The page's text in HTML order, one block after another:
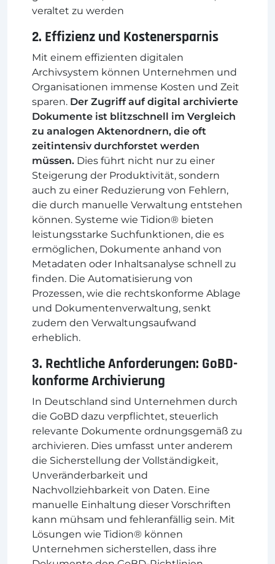
veraltet zu werden
2. Effizienz und Kostenersparnis
Mit einem effizienten digitalen
Archivsystem können Unternehmen und
Organisationen immense Kosten und Zeit
sparen. Der Zugriff auf digital archivierte
Dokumente ist blitzschnell im Vergleich
zu analogen Aktenordnern, die oft
zeitintensiv durchforstet werden
müssen. Dies führt nicht nur zu einer
Steigerung der Produktivität, sondern
auch zu einer Reduzierung von Fehlern,
die durch manuelle Verwaltung entstehen
können. Systeme wie Tidion® bieten
leistungsstarke Suchfunktionen, die es
ermöglichen, Dokumente anhand von
Metadaten oder Inhaltsanalyse schnell zu
finden. Die Automatisierung von
Prozessen, wie die rechtskonforme Ablage
und Dokumentenverwaltung, senkt
zudem den Verwaltungsaufwand
erheblich.
3. Rechtliche Anforderungen: GoBD-
konforme Archivierung
In Deutschland sind Unternehmen durch
die GoBD dazu verpflichtet, steuerlich
relevante Dokumente ordnungsgemäß zu
archivieren. Dies umfasst unter anderem
die Sicherstellung der Vollständigkeit,
Unveränderbarkeit und
Nachvollziehbarkeit von Daten. Eine
manuelle Einhaltung dieser Vorschriften
kann mühsam und fehleranfällig sein. Mit
Lösungen wie Tidion® können
Unternehmen sicherstellen, dass ihre